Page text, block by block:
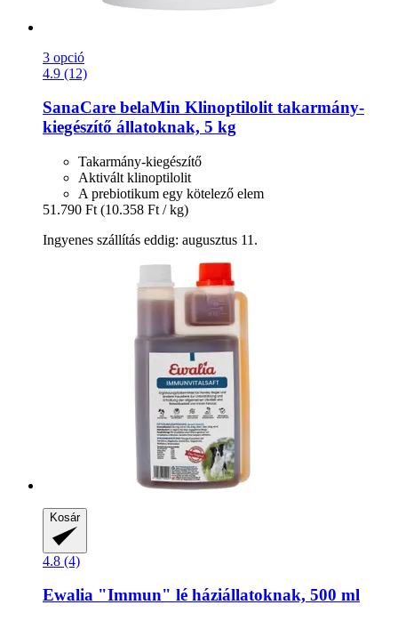
3 opció
4.9 (12)
SanaCare belaMin Klinoptilolit takarmány-​
kiegészítő állatoknak, 5 kg
Takarmány-kiegészítő
Aktivált klinoptilolit
A prebiotikum egy kötelező elem
51.790 Ft (10.358 Ft / kg)
Ingyenes szállítás eddig: augusztus 11.
Kosár
4.8 (4)
Ewalia "Immun" lé háziállatoknak, 500 ml